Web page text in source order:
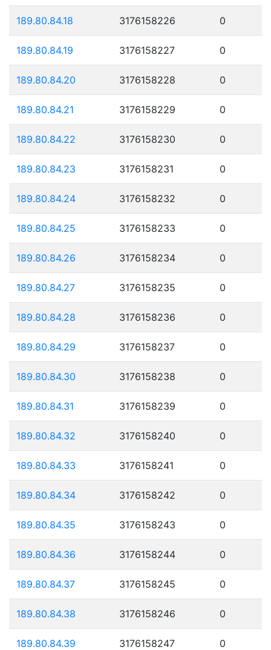
189.80.84.18 3176158226 0
189.80.84.19 3176158227 0
189.80.84.20 3176158228 0
189.80.84.21 3176158229 0
189.80.84.22 3176158230 0
189.80.84.23 3176158231 0
189.80.84.24 3176158232 0
189.80.84.25 3176158233 0
189.80.84.26 3176158234 0
189.80.84.27 3176158235 0
189.80.84.28 3176158236 0
189.80.84.29 3176158237 0
189.80.84.30 3176158238 0
189.80.84.31 3176158239 0
189.80.84.32 3176158240 0
189.80.84.33 3176158241 0
189.80.84.34 3176158242 0
189.80.84.35 3176158243 0
189.80.84.36 3176158244 0
189.80.84.37 3176158245 0
189.80.84.38 3176158246 0
189.80.84.39 3176158247 0